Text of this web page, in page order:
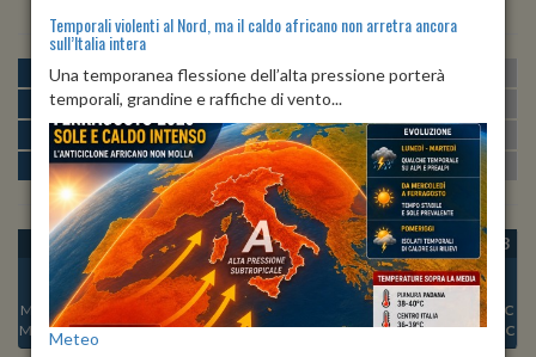
MATTINA min:22º max:29º U:
POMERIGGIO min:28º max:30º
SERA min:22º max:29º U:54% 73%
NOTTE min: 22º max:24º U:76%
OGGI
Min:
22°C
Max:29°C
SAB 08
Min:
Max:28°C
DOM 09
Min:23°C
Max:28°C
LUN 10
Min:
23°C
Max:29°C
MAR 11
Max:29°C
MER 12
Min:23°C
Max:29°C
GIO 13
23°C
Max:27°C
Temporali violenti al Nord, ma il caldo africano non arretra ancora
sull’Italia intera
Una temporanea flessione dell’alta pressione porterà
temporali, grandine e raffiche di vento...
Meteo